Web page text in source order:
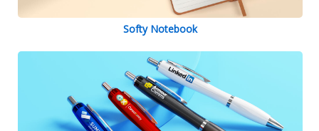
Softy Notebook